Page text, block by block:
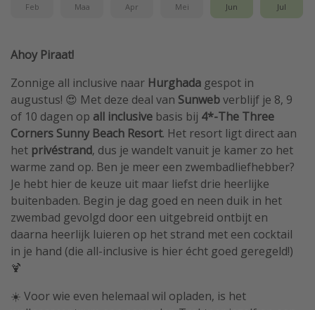
Strandvakantie in Nederland
All inclusive vakantie in Griekenland
Feb Maa Apr Mei Jun Jul
Ahoy Piraat!
Zonnige all inclusive naar Hurghada gespot in
augustus! 😍 Met deze deal van Sunwebverblijf je 8, 9
of 10 dagen op all inclusive basis bij 4*-The Three
Corners Sunny Beach Resort. Het resort ligt direct aan
het privéstrand, dus je wandelt vanuit je kamer zo het
warme zand op. Ben je meer een zwembadliefhebber?
Je hebt hier de keuze uit maar liefst drie heerlijke
buitenbaden. Begin je dag goed en neen duik in het
zwembad gevolgd door een uitgebreid ontbijt en
daarna heerlijk luieren op het strand met een cocktail
in je hand (die all-inclusive is hier écht goed geregeld!)
🍹
☀️ Voor wie even helemaal wil opladen, is het